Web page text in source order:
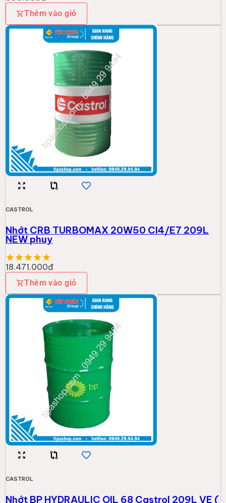
Thêm vào giỏ
CASTROL
Nhớt CRB TURBOMAX 20W50 CI4/E7 209L
NEW phuy
18.471.000đ
Thêm vào giỏ
CASTROL
Nhớt BP HYDRAULIC OIL 68 Castrol 209L VE (